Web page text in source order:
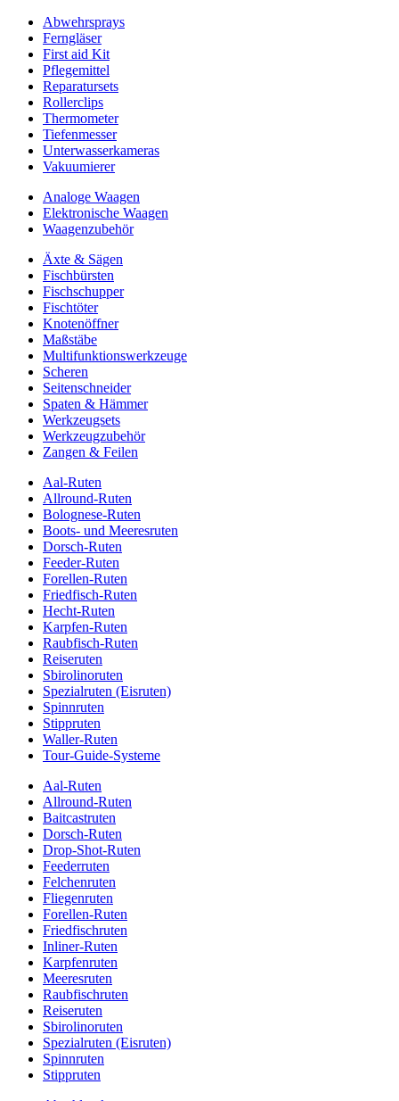
Abwehrsprays
Ferngläser
First aid Kit
Pflegemittel
Reparatursets
Rollerclips
Thermometer
Tiefenmesser
Unterwasserkameras
Vakuumierer
Analoge Waagen
Elektronische Waagen
Waagenzubehör
Äxte & Sägen
Fischbürsten
Fischschupper
Fischtöter
Knotenöffner
Maßstäbe
Multifunktionswerkzeuge
Scheren
Seitenschneider
Spaten & Hämmer
Werkzeugsets
Werkzeugzubehör
Zangen & Feilen
Aal-Ruten
Allround-Ruten
Bolognese-Ruten
Boots- und Meeresruten
Dorsch-Ruten
Feeder-Ruten
Forellen-Ruten
Friedfisch-Ruten
Hecht-Ruten
Karpfen-Ruten
Raubfisch-Ruten
Reiseruten
Sbirolinoruten
Spezialruten (Eisruten)
Spinnruten
Stippruten
Waller-Ruten
Tour-Guide-Systeme
Aal-Ruten
Allround-Ruten
Baitcastruten
Dorsch-Ruten
Drop-Shot-Ruten
Feederruten
Felchenruten
Fliegenruten
Forellen-Ruten
Friedfischruten
Inliner-Ruten
Karpfenruten
Meeresruten
Raubfischruten
Reiseruten
Sbirolinoruten
Spezialruten (Eisruten)
Spinnruten
Stippruten